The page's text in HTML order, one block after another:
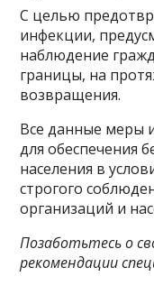
С целью
инфекции,
наблюдение
границы, на
возвращения.
Все данные меры
для обеспечения
населения в
строгого
организаций и
Позаботьтесь о
рекомендации